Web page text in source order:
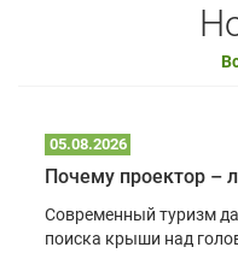
05.08.2026
Современный туризм
поиска крыши над